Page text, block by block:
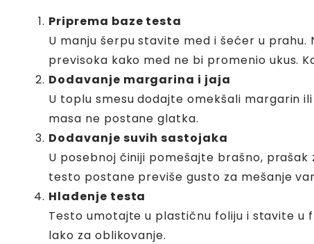
Priprema baze testa
U manju šerpu stavite med i šećer u
previsoka kako med ne bi promenio ukus.
Dodavanje margarina i jaja
U toplu smesu dodajte omekšali margarin
masa ne postane glatka.
Dodavanje suvih sastojaka
U posebnoj činiji pomešajte brašno,
testo postane previše gusto za mešanje
Hlađenje testa
Testo umotajte u plastičnu foliju i stavite u
lako za oblikovanje.